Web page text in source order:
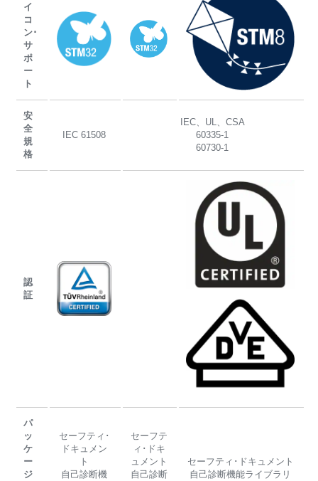
イ
コ
ン･
サ
ポ
ー
ト
安
全
規
格
IEC 61508
IEC、UL、CSA
60335-1
60730-1
認
証
パ
ッ
ケ
ー
ジ
セーフティ･
ドキュメン
ト
自己診断機
セーフテ
ィ･ドキ
ュメント
自己診断
セーフティ･ドキュメント
自己診断機能ライブラリ